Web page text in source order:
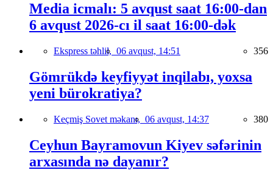
Media icmalı: 5 avqust saat 16:00-dan
6 avqust 2026-cı il saat 16:00-dək
Ekspress təhlil, 06 avqust, 14:51 356
Gömrükdə keyfiyyət inqilabı, yoxsa
yeni bürokratiya?
Keçmiş Sovet məkanı, 06 avqust, 14:37 380
Ceyhun Bayramovun Kiyev səfərinin
arxasında nə dayanır?